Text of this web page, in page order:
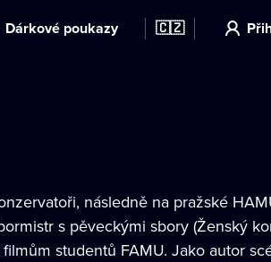
Dárkové poukazy 🇨🇿
následně na pražské
s pěveckými sbory (Ženský
studentů FAMU. Jako autor